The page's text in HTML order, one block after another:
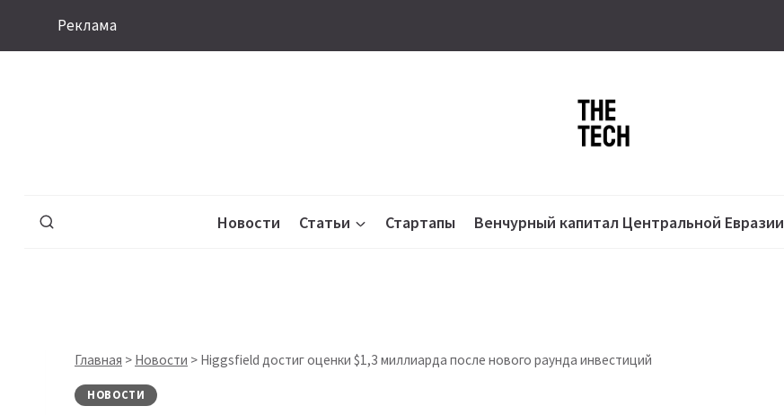
Реклама
Новости Статьи Стартапы Венчурный капитал Центральной Евразии
Главная > Новости > Higgsfield достиг оценки $1,3 миллиарда после нового раунда инвестиций
НОВОСТИ